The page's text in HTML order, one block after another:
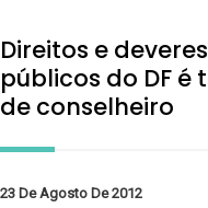
Direitos e
públicos do DF
de conselheiro
23 De Agosto De 2012